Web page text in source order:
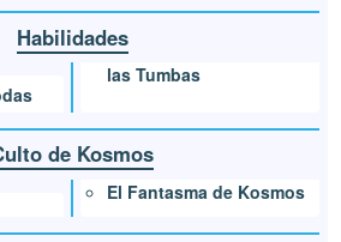
Habilidades
las Tumbas
de Kosmos
El Fantasma de Kosmos